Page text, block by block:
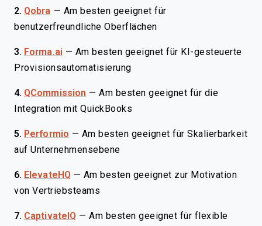
2. Qobra — Am besten geeignet für
benutzerfreundliche Oberflächen
3. Forma.ai — Am besten geeignet für KI-gesteuerte
Provisionsautomatisierung
4. QCommission —Am besten geeignet für die
Integration mit QuickBooks
5. Performio — Am besten geeignet für Skalierbarkeit
auf Unternehmensebene
6. ElevateHQ — Am besten geeignet zur Motivation
von Vertriebsteams
7. CaptivateIQ —Am besten geeignet für flexible